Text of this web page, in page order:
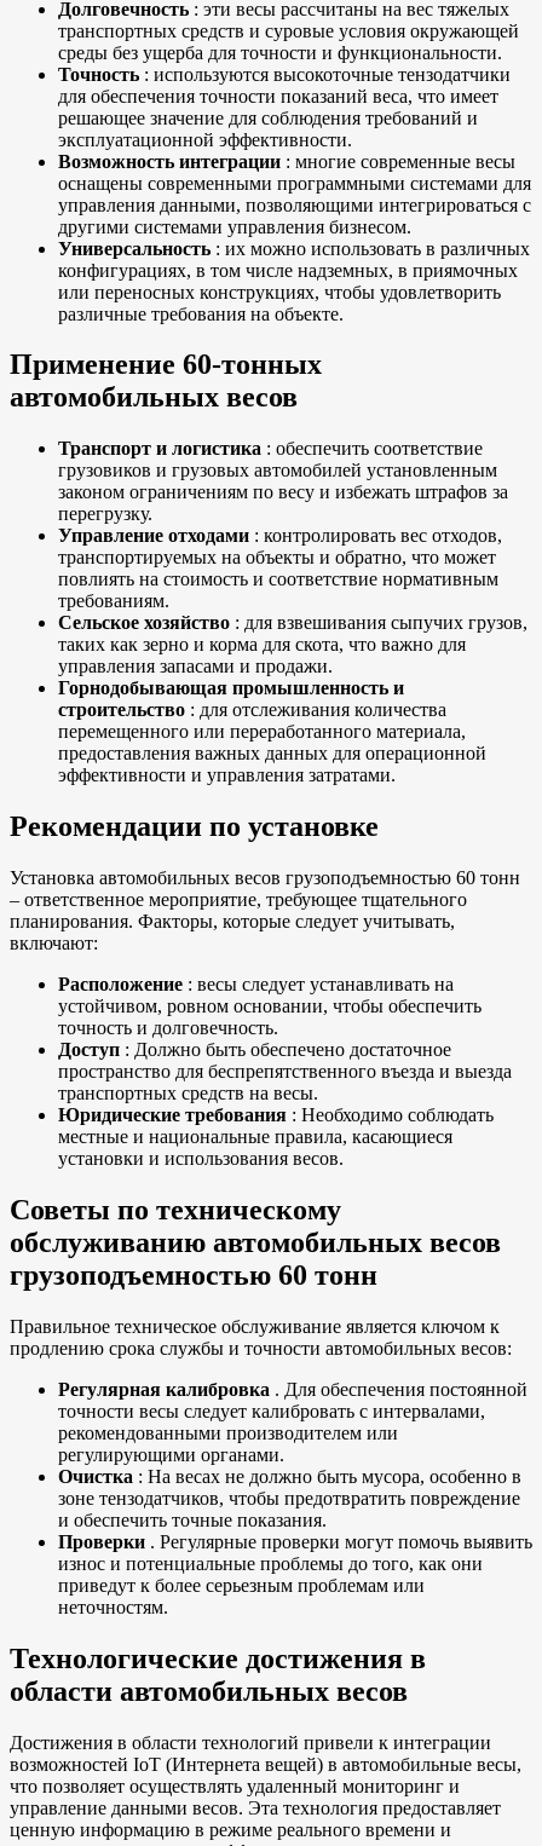
Долговечность : эти весы рассчитаны на вес тяжелых
транспортных средств и суровые условия окружающей
среды без ущерба для точности и функциональности.
Точность : используются высокоточные тензодатчики
для обеспечения точности показаний веса, что имеет
решающее значение для соблюдения требований и
эксплуатационной эффективности.
Возможность интеграции : многие современные весы
оснащены современными программными системами для
управления данными, позволяющими интегрироваться с
другими системами управления бизнесом.
Универсальность : их можно использовать в различных
конфигурациях, в том числе надземных, в приямочных
или переносных конструкциях, чтобы удовлетворить
различные требования на объекте.
Применение 60-тонных
автомобильных весов
Транспорт и логистика : обеспечить соответствие
грузовиков и грузовых автомобилей установленным
законом ограничениям по весу и избежать штрафов за
перегрузку.
Управление отходами : контролировать вес отходов,
транспортируемых на объекты и обратно, что может
повлиять на стоимость и соответствие нормативным
требованиям.
Сельское хозяйство : для взвешивания сыпучих грузов,
таких как зерно и корма для скота, что важно для
управления запасами и продажи.
Горнодобывающая промышленность и
строительство : для отслеживания количества
перемещенного или переработанного материала,
предоставления важных данных для операционной
эффективности и управления затратами.
Рекомендации по установке
Установка автомобильных весов грузоподъемностью 60 тонн
– ответственное мероприятие, требующее тщательного
планирования. Факторы, которые следует учитывать,
включают:
Расположение : весы следует устанавливать на
устойчивом, ровном основании, чтобы обеспечить
точность и долговечность.
Доступ : Должно быть обеспечено достаточное
пространство для беспрепятственного въезда и выезда
транспортных средств на весы.
Юридические требования : Необходимо соблюдать
местные и национальные правила, касающиеся
установки и использования весов.
Советы по техническому
обслуживанию автомобильных весов
грузоподъемностью 60 тонн
Правильное техническое обслуживание является ключом к
продлению срока службы и точности автомобильных весов:
Регулярная калибровка . Для обеспечения постоянной
точности весы следует калибровать с интервалами,
рекомендованными производителем или
регулирующими органами.
Очистка : На весах не должно быть мусора, особенно в
зоне тензодатчиков, чтобы предотвратить повреждение
и обеспечить точные показания.
Проверки . Регулярные проверки могут помочь выявить
износ и потенциальные проблемы до того, как они
приведут к более серьезным проблемам или
неточностям.
Технологические достижения в
области автомобильных весов
Достижения в области технологий привели к интеграции
возможностей IoT (Интернета вещей) в автомобильные весы,
что позволяет осуществлять удаленный мониторинг и
управление данными весов. Эта технология предоставляет
ценную информацию в режиме реального времени и